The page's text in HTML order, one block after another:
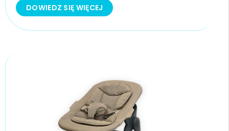
DOWIEDZ SIĘ WIĘCEJ